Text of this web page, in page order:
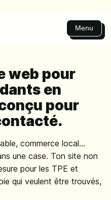
Menu
web pour
en
pour
commerce local...
une case. Ton site non
pour les TPE et
qui veulent être trouvés,